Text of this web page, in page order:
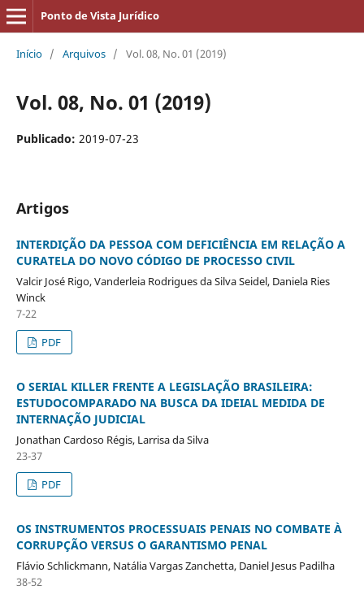
Ponto de Vista Jurídico
Início / Arquivos / Vol. 08, No. 01 (2019)
Vol. 08, No. 01 (2019)
Publicado: 2019-07-23
Artigos
INTERDIÇÃO DA PESSOA COM DEFICIÊNCIA EM RELAÇÃO A
CURATELA DO NOVO CÓDIGO DE PROCESSO CIVIL
Valcir José Rigo, Vanderleia Rodrigues da Silva Seidel, Daniela Ries
Winck
7-22
PDF
O SERIAL KILLER FRENTE A LEGISLAÇÃO BRASILEIRA:
ESTUDOCOMPARADO NA BUSCA DA IDEIAL MEDIDA DE
INTERNAÇÃO JUDICIAL
Jonathan Cardoso Régis, Larrisa da Silva
23-37
PDF
OS INSTRUMENTOS PROCESSUAIS PENAIS NO COMBATE À
CORRUPÇÃO VERSUS O GARANTISMO PENAL
Flávio Schlickmann, Natália Vargas Zanchetta, Daniel Jesus Padilha
38-52